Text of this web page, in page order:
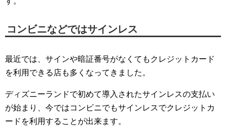
コンビニなどではサインレス
最近では、サインや暗証番号がなくてもクレジットカード
を利用できる店も多くなってきました。
ディズニーランドで初めて導入されたサインレスの支払い
が始まり、今ではコンビニでもサインレスでクレジットカ
ードを利用することが出来ます。